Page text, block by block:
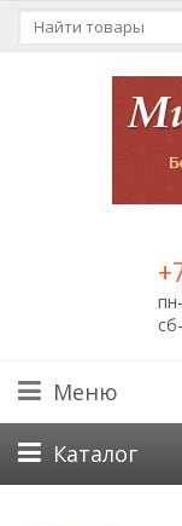
Меню
Каталог